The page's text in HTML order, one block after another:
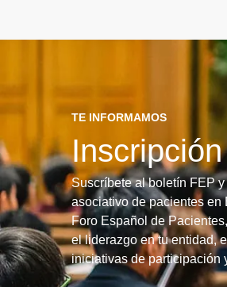
TE INFORMAMOS
Suscríbete al boletín FEP
asociativo de pacientes
Foro Español de
el liderazgo en tu entidad,
iniciativas de participación